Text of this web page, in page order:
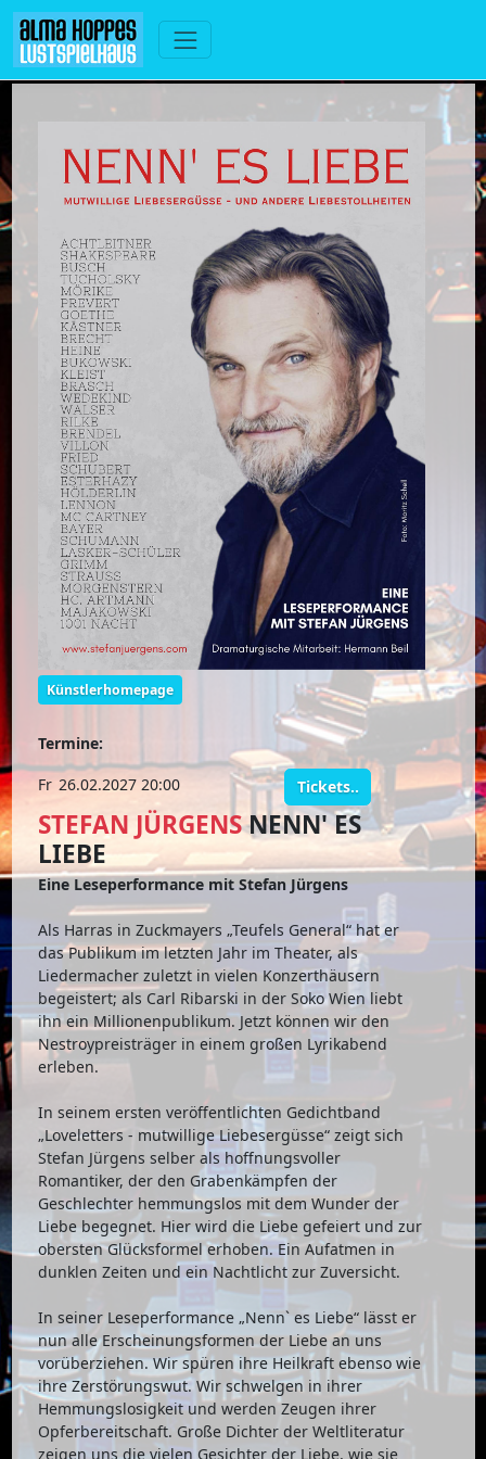
Künstlerhomepage
Termine:
Fr 26.02.2027 20:00 Tickets..
STEFAN JÜRGENSNENN' ES
LIEBE
Eine Leseperformance mit Stefan Jürgens
Als Harras in Zuckmayers „Teufels General“ hat er
das Publikum im letzten Jahr im Theater, als
Liedermacher zuletzt in vielen Konzerthäusern
begeistert; als Carl Ribarski in der Soko Wien liebt
ihn ein Millionenpublikum. Jetzt können wir den
Nestroypreisträger in einem großen Lyrikabend
erleben.
In seinem ersten veröffentlichten Gedichtband
„Loveletters - mutwillige Liebesergüsse“ zeigt sich
Stefan Jürgens selber als hoffnungsvoller
Romantiker, der den Grabenkämpfen der
Geschlechter hemmungslos mit dem Wunder der
Liebe begegnet. Hier wird die Liebe gefeiert und zur
obersten Glücksformel erhoben. Ein Aufatmen in
dunklen Zeiten und ein Nachtlicht zur Zuversicht.
In seiner Leseperformance „Nennˋ es Liebe“ lässt er
nun alle Erscheinungsformen der Liebe an uns
vorüberziehen. Wir spüren ihre Heilkraft ebenso wie
ihre Zerstörungswut. Wir schwelgen in ihrer
Hemmungslosigkeit und werden Zeugen ihrer
Opferbereitschaft. Große Dichter der Weltliteratur
zeigen uns die vielen Gesichter der Liebe, wie sie